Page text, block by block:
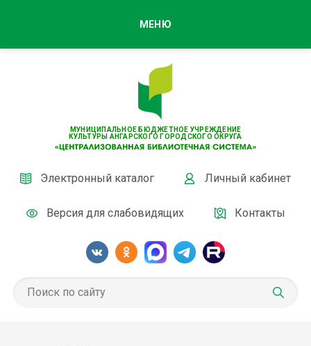
МУНИЦИПАЛЬНОЕ БЮДЖЕТНОЕ УЧРЕЖДЕНИЕ
КУЛЬТУРЫ АНГАРСКОГО ГОРОДСКОГО ОКРУГА
Электронный каталог Личный кабинет
Версия для слабовидящих Контакты
МЕНЮ